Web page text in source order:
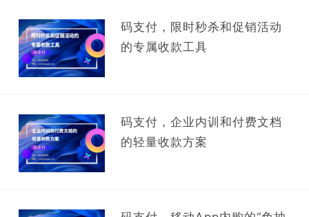
码支付，限时秒杀和促销活动
的专属收款工具
码支付，企业内训和付费文档
的轻量收款方案